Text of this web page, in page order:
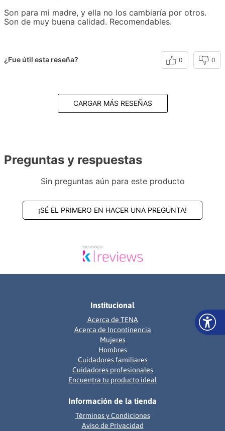
Son para mi madre, y ella no los cambiaría por otros.
Son de muy buena calidad. Recomendables.
¿Fue útil esta reseña? 0 0
CARGAR MÁS RESEÑAS
Preguntas y respuestas
Sin preguntas aún para este producto
¡SÉ EL PRIMERO EN HACER UNA PREGUNTA!
Institucional
Acerca de TENA
Acerca de Incontinencia
Mujeres
Hombres
Cuidadores familiares
Cuidadores profesionales
Encuentra tu producto ideal
Información de la tienda
Términos y Condiciones
Aviso de Privacidad